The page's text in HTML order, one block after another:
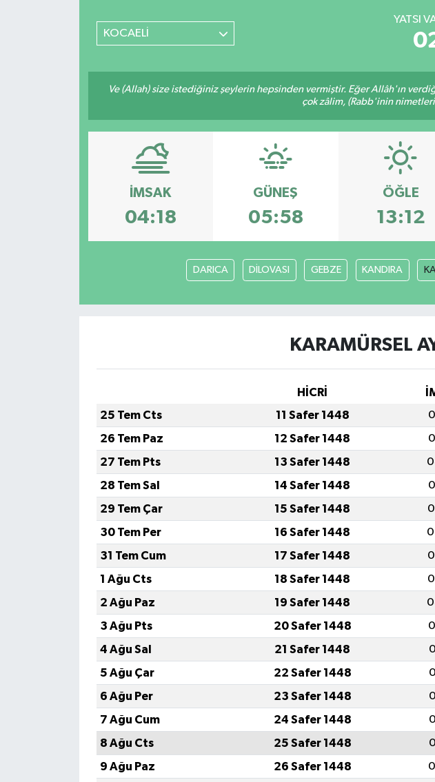
KOCAELİ
YATSI
Ve (Allah) size istediğiniz şeylerin hepsinden vermiştir. Eğer Allâh'ın
çok zâlim, (Rabb'inin
İMSAK
04:18
GÜNEŞ
05:58
ÖĞLE
13:12
DARICA DİLOVASI GEBZE KANDIRA
KARAMÜRSEL
HİCRİ
25 Tem Cts
11 Safer 1448
26 Tem Paz
12 Safer 1448
27 Tem Pts
13 Safer 1448
28 Tem Sal
14 Safer 1448
29 Tem Çar
15 Safer 1448
30 Tem Per
16 Safer 1448
31 Tem Cum
17 Safer 1448
1 Ağu Cts
18 Safer 1448
2 Ağu Paz
19 Safer 1448
3 Ağu Pts
20 Safer 1448
4 Ağu Sal
21 Safer 1448
5 Ağu Çar
22 Safer 1448
6 Ağu Per
23 Safer 1448
7 Ağu Cum
24 Safer 1448
8 Ağu Cts
25 Safer 1448
9 Ağu Paz
26 Safer 1448
TRABZONSPOR